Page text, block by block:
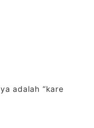
adalah “kare